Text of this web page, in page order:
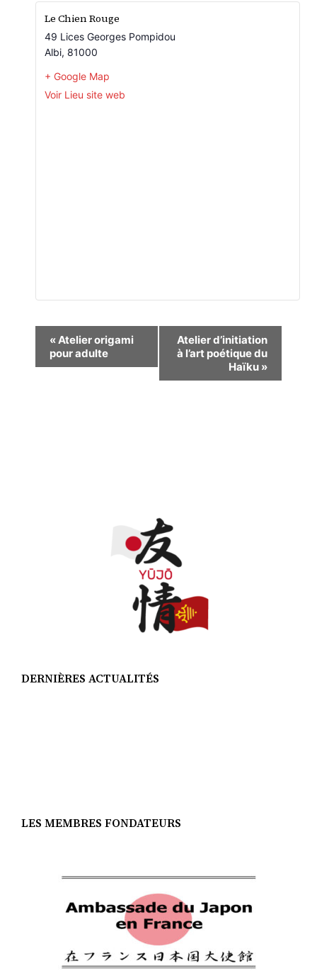
Le Chien Rouge
49 Lices Georges Pompidou
Albi, 81000
+ Google Map
Voir Lieu site web
Navigation
Évènement
« Atelier origami
pour adulte
Atelier d’initiation
à l’art poétique du
Haïku »
DERNIÈRES ACTUALITÉS
LES MEMBRES FONDATEURS